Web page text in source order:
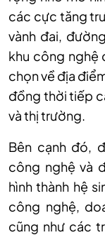
các cực tăng
vành đai,
khu công nghệ
chọn về địa
đồng thời tiếp
và thị trường.
Bên cạnh đó,
công nghệ và
hình thành hệ
công nghệ,
cũng như các